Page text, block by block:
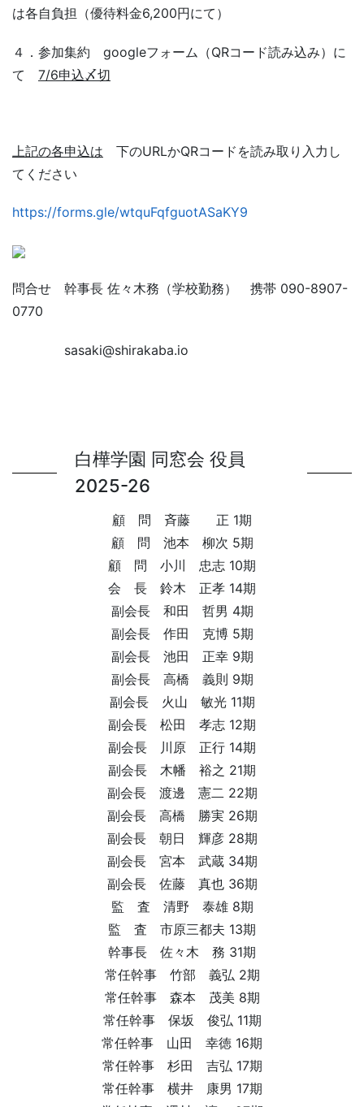
は各自負担（優待料金6,200円にて）
４．参加集約 googleフォーム（QRコード読み込み）に
て 7/6申込〆切
上記の各申込は 下のURLかQRコードを読み取り入力し
てください
https://forms.gle/wtquFqfguotASaKY9
問合せ 幹事長 佐々木務（学校勤務） 携帯 090-8907-
0770
sasaki@shirakaba.io
白樺学園 同窓会 役員
2025-26
顧 問 斉藤 正 1期
顧 問 池本 柳次 5期
顧 問 小川 忠志 10期
会 長 鈴木 正孝 14期
副会長 和田 哲男 4期
副会長 作田 克博 5期
副会長 池田 正幸 9期
副会長 高橋 義則 9期
副会長 火山 敏光 11期
副会長 松田 孝志 12期
副会長 川原 正行 14期
副会長 木幡 裕之 21期
副会長 渡邊 憲二 22期
副会長 高橋 勝実 26期
副会長 朝日 輝彦 28期
副会長 宮本 武蔵 34期
副会長 佐藤 真也 36期
監 査 清野 泰雄 8期
監 査 市原三都夫 13期
幹事長 佐々木 務 31期
常任幹事 竹部 義弘 2期
常任幹事 森本 茂美 8期
常任幹事 保坂 俊弘 11期
常任幹事 山田 幸徳 16期
常任幹事 杉田 吉弘 17期
常任幹事 横井 康男 17期